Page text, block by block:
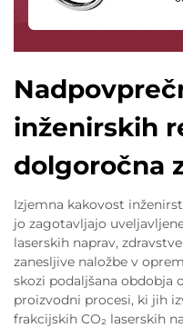
inženirskih
dolgoročna
Izjemna kakovost
jo zagotavljajo
laserskih naprav,
zanesljive naložbe v
skozi podaljšana obdobja
proizvodni procesi, ki jih
frakcijskih CO₂ laserskih